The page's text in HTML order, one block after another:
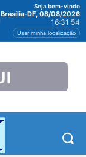
Seja bem-vindo
Brasília-DF, 08/08/2026
16:31:54
Usar minha localização